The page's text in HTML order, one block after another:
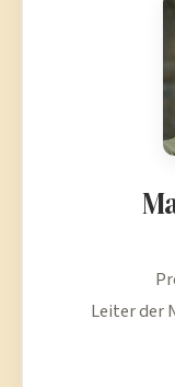
Leiter der